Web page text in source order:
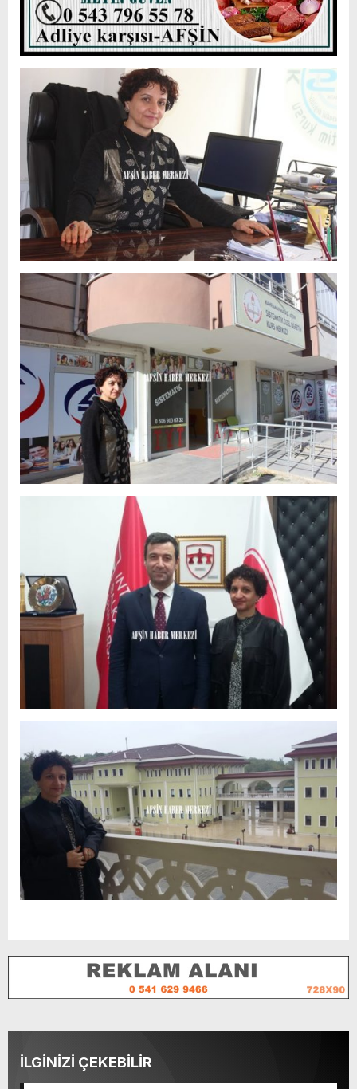
İLGİNİZİ ÇEKEBİLİR